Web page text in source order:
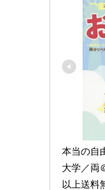
本当の自
大学／両
以上送料